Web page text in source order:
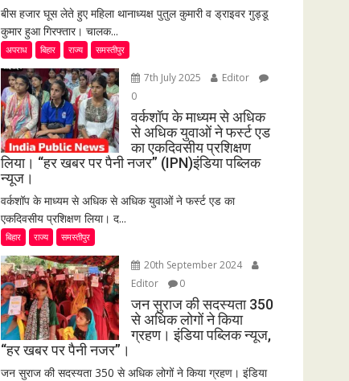
बीस हजार घूस लेते हुए महिला थानाध्यक्ष पुतुल कुमारी व ड्राइवर गुड्डू
कुमार हुआ गिरफ्तार। चालक...
अपराध बिहार राज्य समस्तीपुर
7th July 2025
Editor
0
वर्कशॉप के माध्यम से अधिक
से अधिक युवाओं ने फर्स्ट एड
का एकदिवसीय प्रशिक्षण
लिया। “हर खबर पर पैनी नजर” (IPN)इंडिया पब्लिक
न्यूज।
वर्कशॉप के माध्यम से अधिक से अधिक युवाओं ने फर्स्ट एड का
एकदिवसीय प्रशिक्षण लिया। द...
बिहार राज्य समस्तीपुर
20th September 2024
Editor
0
जन सुराज की सदस्यता 350
से अधिक लोगों ने किया
ग्रहण। इंडिया पब्लिक न्यूज,
“हर खबर पर पैनी नजर”।
जन सुराज की सदस्यता 350 से अधिक लोगों ने किया ग्रहण। इंडिया